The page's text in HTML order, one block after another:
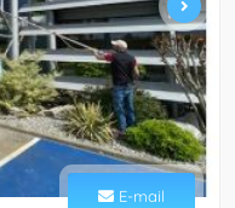
E-mail